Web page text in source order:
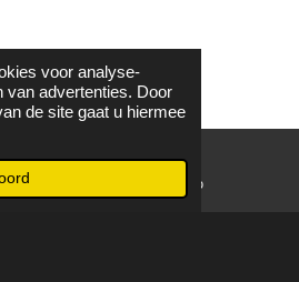
voor analyse-
van advertenties. Door
de site gaat u hiermee
WhatsApp